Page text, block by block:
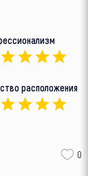
расположения
0